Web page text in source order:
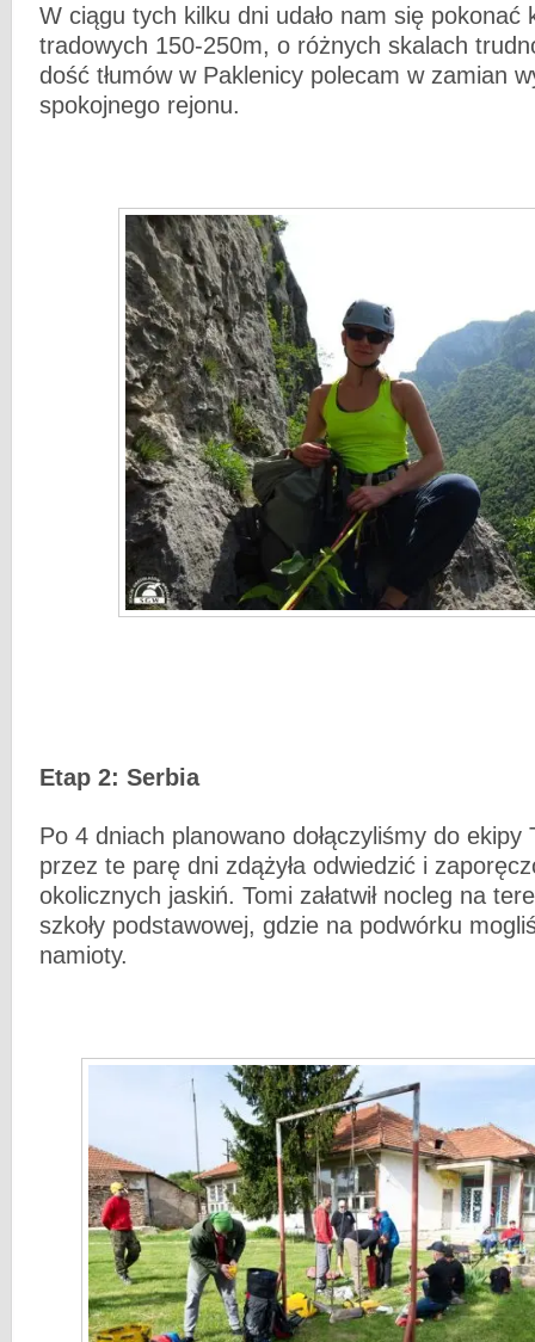
W ciągu tych kilku dni udało nam się pokonać
tradowych 150-250m, o różnych skalach
dość tłumów w Paklenicy polecam w zamian
spokojnego rejonu.
Etap 2: Serbia
Po 4 dniach planowano dołączyliśmy do ekipy
przez te parę dni zdążyła odwiedzić i
okolicznych jaskiń. Tomi załatwił nocleg na
szkoły podstawowej, gdzie na podwórku
namioty.